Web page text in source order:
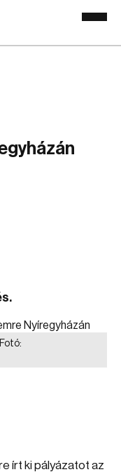
írt ki pályázatot az